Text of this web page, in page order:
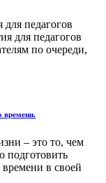
педагогов
для педагогов
по очереди,
времени.
– это то, чем
подготовить
в своей